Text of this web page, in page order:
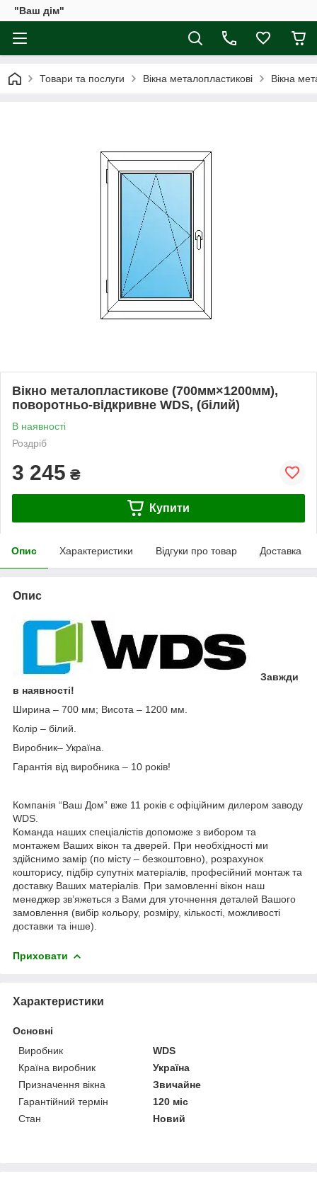
"Ваш дім"
Товари та послуги Вікна металопластикові Вікна
Вікно металопластикове (700мм×1200мм),
поворотньо-відкривне WDS, (білий)
В наявності
Роздріб
3 245 ₴
Купити
Опис Характеристики Відгуки про товар Доставка
Опис
Завжди
в наявності!
Ширина – 700 мм; Висота – 1200 мм.
Колір – білий.
Виробник– Україна.
Гарантія від виробника – 10 років!
Компанія “Ваш Дом” вже 11 років є офіційним дилером заводу
WDS.
Команда наших спеціалістів допоможе з вибором та
монтажем Ваших вікон та дверей. При необхідності ми
здійснимо замір (по місту – безкоштовно), розрахунок
кошторису, підбір супутніх матеріалів, професійний монтаж та
доставку Ваших матеріалів. При замовленні вікон наш
менеджер зв’яжеться з Вами для уточнення деталей Вашого
замовлення (вибір кольору, розміру, кількості, можливості
доставки та інше).
Приховати
Характеристики
Основні
Виробник
WDS
Країна виробник
Україна
Призначення вікна
Звичайне
Гарантійний термін
120 міс
Стан
Новий